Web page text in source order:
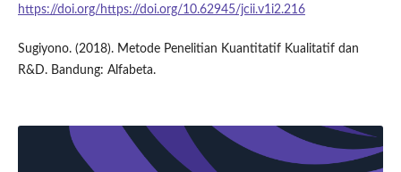
https://doi.org/https://doi.org/10.62945/jcii.v1i2.216
Sugiyono. (2018). Metode Penelitian Kuantitatif Kualitatif dan
R&D. Bandung: Alfabeta.